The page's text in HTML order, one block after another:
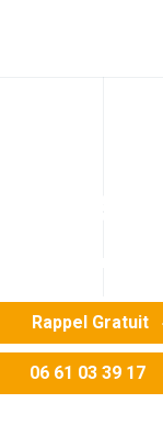
Rappel Gratuit
06 61 03 39 17